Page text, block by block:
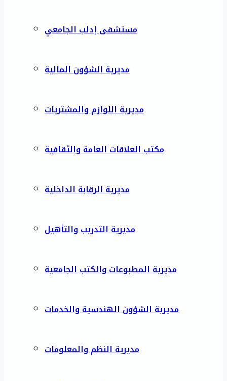
مستشفى إدلب الجامعي
مديرية الشؤون المالية
مديرية اللوازم والمشتريات
مكتب العلاقات العامة والثقافية
مديرية الرقابة الداخلية
مديرية التدريب والتأهيل
مديرية المطبوعات والكتب الجامعية
مديرية الشؤون الهندسية والخدمات
مديرية النظم والمعلومات